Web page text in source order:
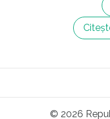
© 2026